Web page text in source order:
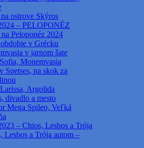
ostrove Skýros
– PELOPONÉZ
na Peloponéz 2024
v Grécku
v jarnom šate
Monemvasia
Spetses, na skok za
Argolida
divadlo a mesto
Mega Spileo, Veľká
– Chios, Lesbos a Trója
Lesbos a Trója autom –